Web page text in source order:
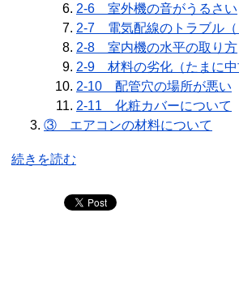
2-6 室外機の音がうるさい
2-7 電気配線のトラブル（
2-8 室内機の水平の取り方
2-9 材料の劣化（たまに中
2-10 配管穴の場所が悪い
2-11 化粧カバーについて
③ エアコンの材料について
続きを読む